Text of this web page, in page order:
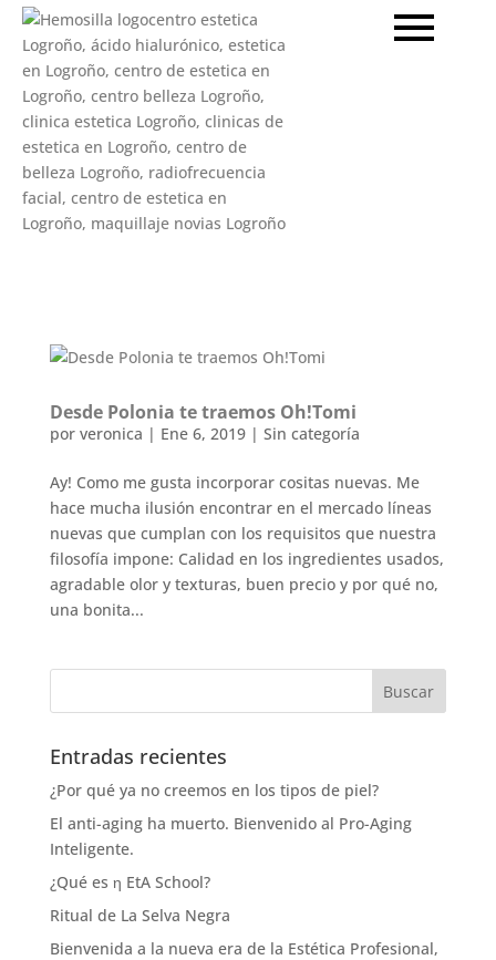
Desde Polonia te traemos Oh!Tomi
por veronica | Ene 6, 2019| Sin categoría
Ay! Como me gusta incorporar cositas nuevas. Me
hace mucha ilusión encontrar en el mercado líneas
nuevas que cumplan con los requisitos que nuestra
filosofía impone: Calidad en los ingredientes usados,
agradable olor y texturas, buen precio y por qué no,
una bonita...
Entradas recientes
¿Por qué ya no creemos en los tipos de piel?
El anti-aging ha muerto. Bienvenido al Pro-Aging
Inteligente.
¿Qué es η EtA School?
Ritual de La Selva Negra
Bienvenida a la nueva era de la Estética Profesional,